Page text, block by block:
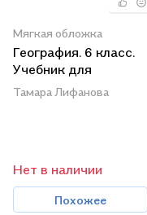
Мягкая обложка
География. 6 класс.
Учебник для
общеобразовательных
организаций,
программы.
к учебнику
Тамара Лифанова
Нет в наличии
Похожее